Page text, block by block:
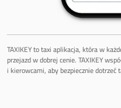
TAXIKEY to taxi aplikacja, która w
przejazd w dobrej cenie. TAXIKEY
i kierowcami, aby bezpiecznie dotrzeć